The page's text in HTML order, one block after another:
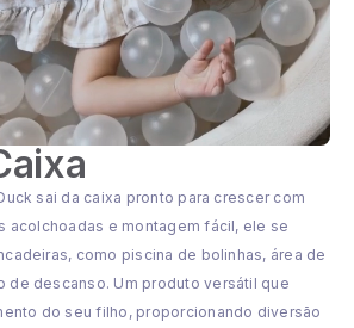
sai da caixa pronto para crescer com
acolchoadas e montagem fácil, ele se
como piscina de bolinhas, área de
de descanso. Um produto versátil que
do seu filho, proporcionando diversão